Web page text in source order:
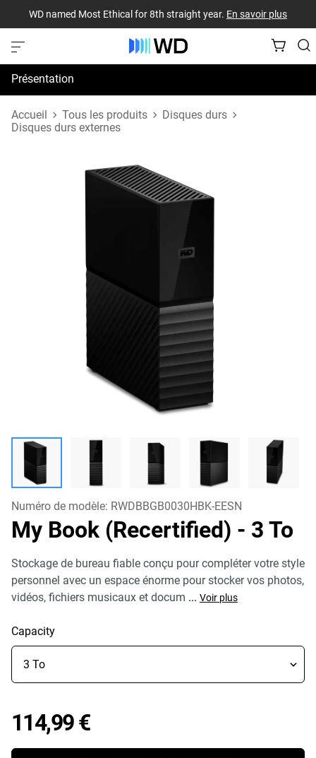
WD named Most Ethical for 8th straight year. En savoir plus
Présentation
Spécifications
Accueil Tous les produits
Disques durs
Disques durs externes
Numéro de modèle: RWDBBGB0030HBK-EESN
My Book (Recertified) - 3 To
Stockage de bureau fiable conçu pour compléter votre style
personnel avec un espace énorme pour stocker vos photos,
vidéos, fichiers musicaux et docum ... Voir plus
Capacity
114,99 €Price 114,99 €